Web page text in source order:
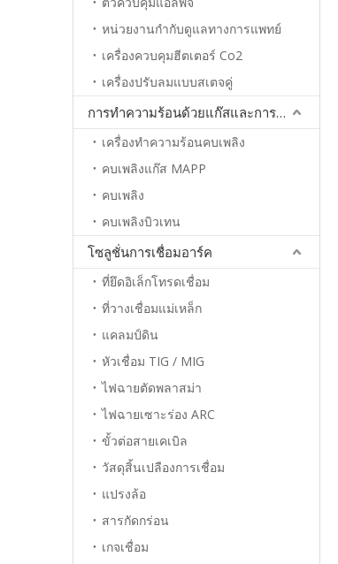
หน่วยงานกำกับดูแลทางการแพทย์
เครื่องควบคุมฮีตเตอร์ Co2
เครื่องปรับลมแบบสเตจคู่
การทำความร้อนด้วยแก๊สและการประสาน
เครื่องทำความร้อนคบเพลิง
คบเพลิงแก๊ส MAPP
คบเพลิง
คบเพลิงบิวเทน
โซลูชั่นการเชื่อมอาร์ค
ที่ยึดอิเล็กโทรดเชื่อม
ที่วางเชื่อมแม่เหล็ก
แคลมป์ดิน
หัวเชื่อม TIG / MIG
ไฟฉายตัดพลาสม่า
ไฟฉายเซาะร่อง ARC
ขั้วต่อสายเคเบิล
วัสดุสิ้นเปลืองการเชื่อม
แปรงล้อ
สารกัดกร่อน
เกจเชื่อม